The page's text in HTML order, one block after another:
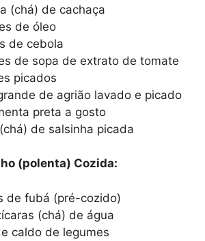
(chá) de cachaça
de óleo
de cebola
de sopa de extrato de tomate
picados
de agrião lavado e picado
preta a gosto
de salsinha picada
(polenta) Cozida:
de fubá (pré-cozido)
(chá) de água
caldo de legumes